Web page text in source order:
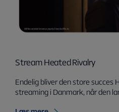
Stream Heated Rivalry
Endelig bliver den store
streaming i Danmark, når den